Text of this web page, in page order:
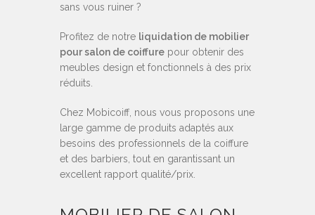
sans vous ruiner ?
Profitez de notre liquidation de mobilier
pour salon de coiffure pour obtenir des
meubles design et fonctionnels à des prix
réduits.
Chez Mobicoiff, nous vous proposons une
large gamme de produits adaptés aux
besoins des professionnels de la coiffure
et des barbiers, tout en garantissant un
excellent rapport qualité/prix.